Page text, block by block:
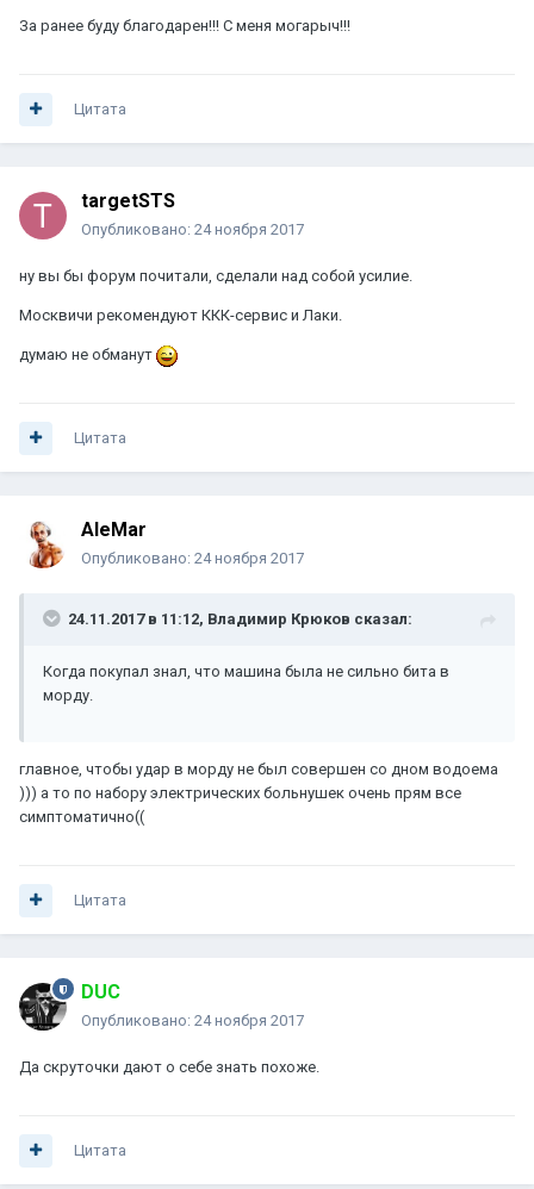
За ранее буду благодарен!!! С меня могарыч!!!
Цитата
targetSTS
Опубликовано: 24 ноября 2017
ну вы бы форум почитали, сделали над собой усилие.
Москвичи рекомендуют ККК-сервис и Лаки.
думаю не обманут
Цитата
AleMar
Опубликовано: 24 ноября 2017
24.11.2017 в 11:12, Владимир Крюков сказал:
Когда покупал знал, что машина была не сильно бита в
морду.
главное, чтобы удар в морду не был совершен со дном водоема
))) а то по набору электрических больнушек очень прям все
симптоматично((
Цитата
DUC
Опубликовано: 24 ноября 2017
Да скруточки дают о себе знать похоже.
Цитата